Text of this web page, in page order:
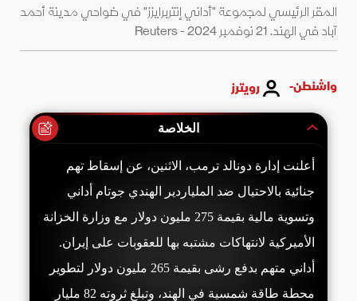
المقر الرئيسي لمجموعة "أداني إنتربرايزز" في ضواحي مدينة أحمد
آباد في الهند. 21 نوفمبر 2024 - Reuters
واشنطن- رويترز
الخلاصة
أعلنت إدارة دونالد ترمب، الاثنين، عن إسقاط تهم
جنائية بالاحتيال ضد الملياردير الهندي جوتام أداني
وتسوية مالية بقيمة 275 مليون دولار مع وزارة الخزانة
الأميركية لانتهاكات مشتبه بها للعقوبات على إيران.
أداني متهم بدفع رشى بقيمة 265 مليون دولار لتطوير
محطة طاقة شمسية في الهند، وتبلغ ثروته 82 مليار